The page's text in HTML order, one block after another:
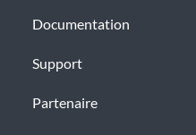
Documentation
Support
Partenaire